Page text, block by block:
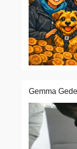
Gemma